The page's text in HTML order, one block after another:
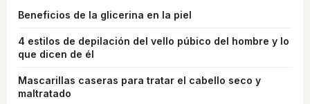
Beneficios de la glicerina en la piel
4 estilos de depilación del vello púbico del hombre y lo
que dicen de él
Mascarillas caseras para tratar el cabello seco y
maltratado